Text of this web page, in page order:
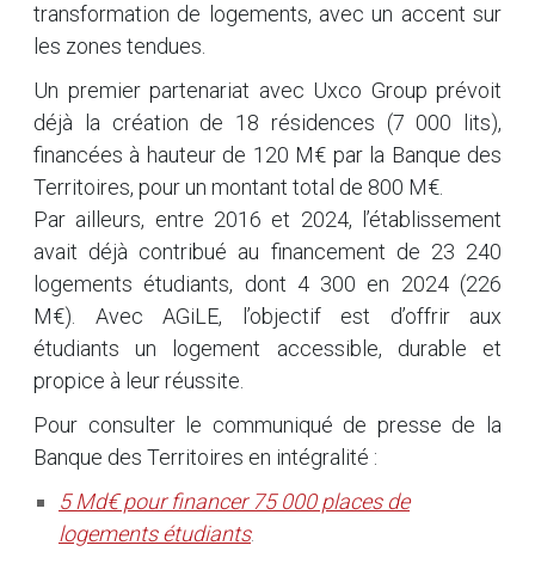
transformation de logements, avec un accent sur
les zones tendues.
Un premier partenariat avec Uxco Group prévoit
déjà la création de 18 résidences (7 000 lits),
financées à hauteur de 120 M€ par la Banque des
Territoires, pour un montant total de 800 M€.
Par ailleurs, entre 2016 et 2024, l’établissement
avait déjà contribué au financement de 23 240
logements étudiants, dont 4 300 en 2024 (226
M€). Avec AGiLE, l’objectif est d’offrir aux
étudiants un logement accessible, durable et
propice à leur réussite.
Pour consulter le communiqué de presse de la
Banque des Territoires en intégralité :
5 Md€ pour financer 75 000 places de
logements étudiants.